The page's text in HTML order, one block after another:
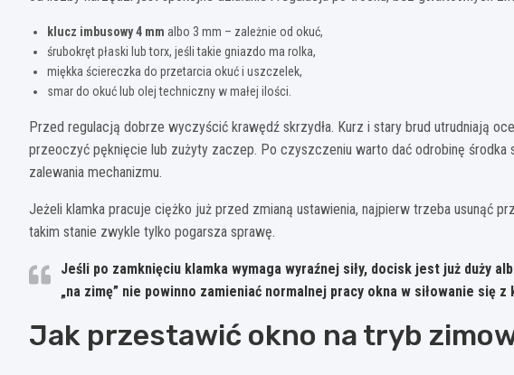
klucz imbusowy 4 mm albo 3 mm – zależnie od okuć,
śrubokręt płaski lub torx, jeśli takie gniazdo ma rolka,
miękka ściereczka do przetarcia okuć i uszczelek,
smar do okuć lub olej techniczny w małej ilości.
Przed regulacją dobrze wyczyścić krawędź skrzydła. Kurz i stary brud utrudniają
przeoczyć pęknięcie lub zużyty zaczep. Po czyszczeniu warto dać odrobinę środka
zalewania mechanizmu.
Jeżeli klamka pracuje ciężko już przed zmianą ustawienia, najpierw trzeba usunąć
takim stanie zwykle tylko pogarsza sprawę.
Jeśli po zamknięciu klamka wymaga wyraźnej siły, docisk jest już duży
„na zimę” nie powinno zamieniać normalnej pracy okna w siłowanie się z
Jak przestawić okno na tryb